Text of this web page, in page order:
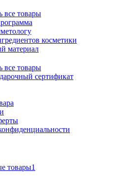
все товары
косметики
материал
все товары
сертификат
товары1